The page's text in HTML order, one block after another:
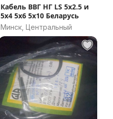
Кабель ВВГ НГ LS 5x2.5 и
5x4 5х6 5х10 Беларусь
Минск, Центральный